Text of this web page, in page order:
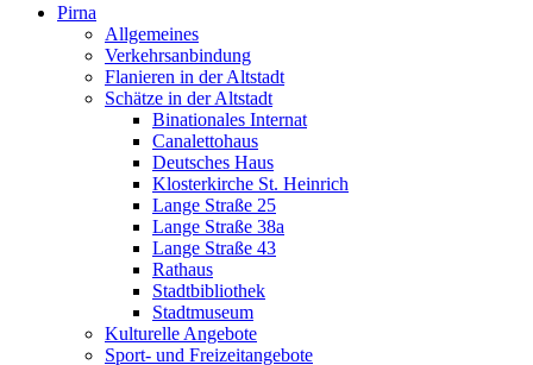
Pirna
Allgemeines
Verkehrsanbindung
Flanieren in der Altstadt
Schätze in der Altstadt
Binationales Internat
Canalettohaus
Deutsches Haus
Klosterkirche St. Heinrich
Lange Straße 25
Lange Straße 38a
Lange Straße 43
Rathaus
Stadtbibliothek
Stadtmuseum
Kulturelle Angebote
Sport- und Freizeitangebote